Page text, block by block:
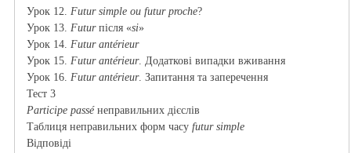
Урок 12. Futur simple ou futur proche?
Урок 13. Futur після «si»
Урок 14. Futur antérieur
Урок 15. Futur antérieur. Додаткові випадки вживання
Урок 16. Futur antérieur. Запитання та заперечення
Тест 3
Participe passéнеправильних дієслів
Таблиця неправильних форм часу futur simple
Відповіді